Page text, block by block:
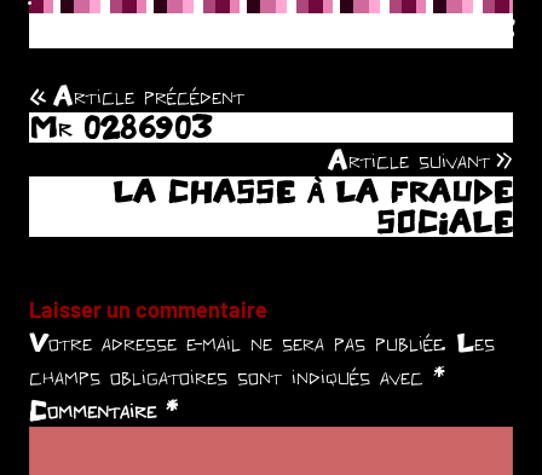
Navigation
de
l’article
Article précédent
Mr 0286903
Article suivant
LA CHASSE À LA FRAUDE
SOCIALE
Laisser un commentaire
Votre adresse e-mail ne sera pas publiée. Les
champs obligatoires sont indiqués avec *
Commentaire *